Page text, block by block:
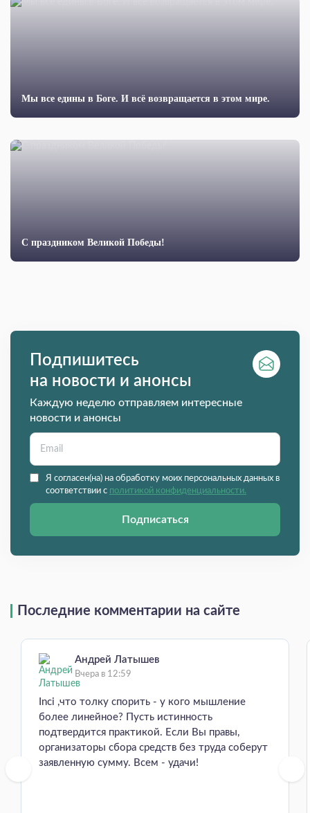
Мы все едины в Боге. И всё возвращается в этом мире.
С праздником Великой Победы!
Подпишитесь
на новости и анонсы
Каждую неделю отправляем интересные
новости и анонсы
Я согласен(на) на обработку моих персональных данных в
соответствии с политикой конфиденциальности.
Подписаться
Последние комментарии на сайте
Андрей Латышев
Вчера в 12:59
Inci ,что толку спорить - у кого мышление
более линейное? Пусть истинность
подтвердится практикой. Если Вы правы,
организаторы сбора средств без труда соберут
заявленную сумму. Всем - удачи!